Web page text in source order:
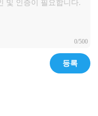
0/500
등록